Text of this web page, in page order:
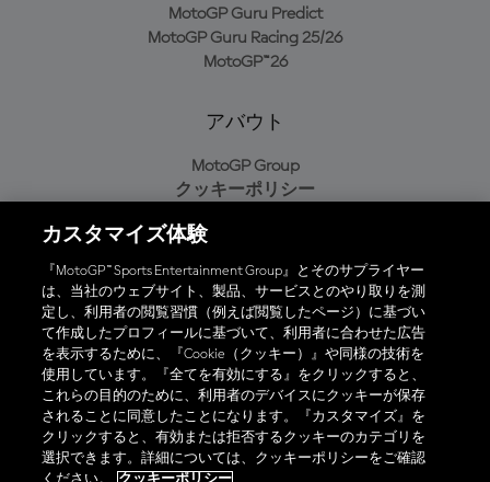
MotoGP Guru Predict
MotoGP Guru Racing 25/26
MotoGP™26
アバウト
MotoGP Group
クッキーポリシー
プライバシーポリシー
購入ポリシー
オフィシャルアプリ
© 2026 MotoGP Sports Entertainment Group. 全著作権所有。全ての
カスタマイズ体験
『MotoGP™ Sports Entertainment Group』とそのサプライヤー
は、当社のウェブサイト、製品、サービスとのやり取りを測
定し、利用者の閲覧習慣（例えば閲覧したページ）に基づい
て作成したプロフィールに基づいて、利用者に合わせた広告
を表示するために、『Cookie（クッキー）』や同様の技術を
使用しています。『全てを有効にする』をクリックすると、
これらの目的のために、利用者のデバイスにクッキーが保存
されることに同意したことになります。『カスタマイズ』を
クリックすると、有効または拒否するクッキーのカテゴリを
選択できます。詳細については、クッキーポリシーをご確認